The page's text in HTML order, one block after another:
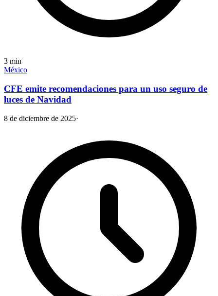
3 min
México
CFE emite recomendaciones para un uso seguro de
luces de Navidad
8 de diciembre de 2025·